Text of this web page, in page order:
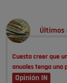
Últimos
Cuesta creer que
anuales tenga una
Opinión IN